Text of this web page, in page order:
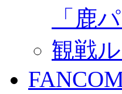
「鹿
観戦